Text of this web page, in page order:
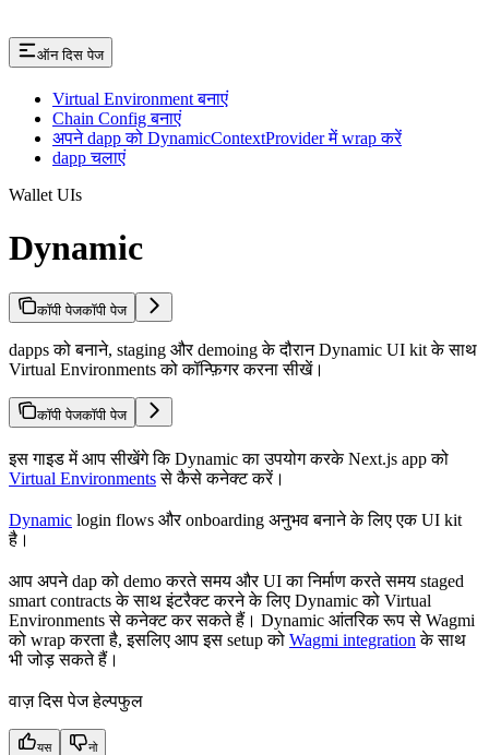
ऑन दिस पेज
Virtual Environment बनाएं
Chain Config बनाएं
अपने dapp को DynamicContextProvider में wrap करें
dapp चलाएं
Wallet UIs
Dynamic
कॉपी पेजकॉपी पेज
dapps को बनाने, staging और demoing के दौरान Dynamic UI kit के साथ
Virtual Environments को कॉन्फ़िगर करना सीखें।
कॉपी पेजकॉपी पेज
इस गाइड में आप सीखेंगे कि Dynamic का उपयोग करके Next.js app को
Virtual Environmentsसे कैसे कनेक्ट करें।
Dynamic login flows और onboarding अनुभव बनाने के लिए एक UI kit
है।
आप अपने dap को demo करते समय और UI का निर्माण करते समय staged
smart contracts के साथ इंटरैक्ट करने के लिए Dynamic को Virtual
Environments से कनेक्ट कर सकते हैं। Dynamic आंतरिक रूप से Wagmi
को wrap करता है, इसलिए आप इस setup को Wagmi integration के साथ
भी जोड़ सकते हैं।
वाज़ दिस पेज हेल्पफुल
यस नो